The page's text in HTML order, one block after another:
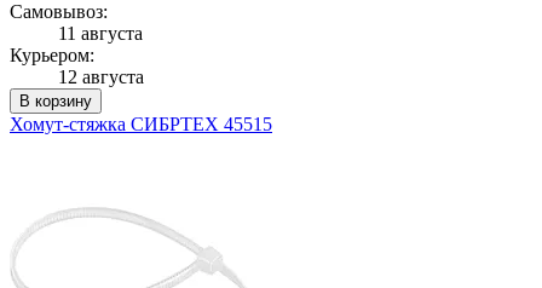
Самовывоз:
11 августа
Курьером:
12 августа
В корзину
Хомут-стяжка СИБРТЕХ 45515